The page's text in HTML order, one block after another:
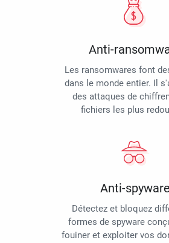
Anti-
Les ransomwares font
dans le monde entier. Il
des attaques de
fichiers les plus
Anti-spyware
Détectez et bloquez
formes de spyware
fouiner et exploiter vos